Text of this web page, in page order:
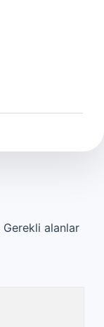
Gerekli alanlar